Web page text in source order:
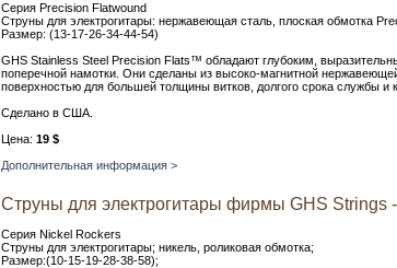
Серия Precision Flatwound
Струны для электрогитары: нержавеющая сталь, плоская обмотка
Размер: (13-17-26-34-44-54)
GHS Stainless Steel Precision Flats™ обладают глубоким,
поперечной намотки. Они сделаны из высоко-магнитной
поверхностью для большей толщины витков, долгого срока службы и
Сделано в США.
Цена: 19 $
Дополнительная информация >
Струны для электрогитары фирмы GHS Strings
Серия Nickel Rockers
Струны для электрогитары; никель, роликовая обмотка;
Размер:(10-15-19-28-38-58);